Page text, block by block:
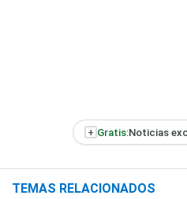
+ Gratis:Noticias
TEMAS RELACIONADOS